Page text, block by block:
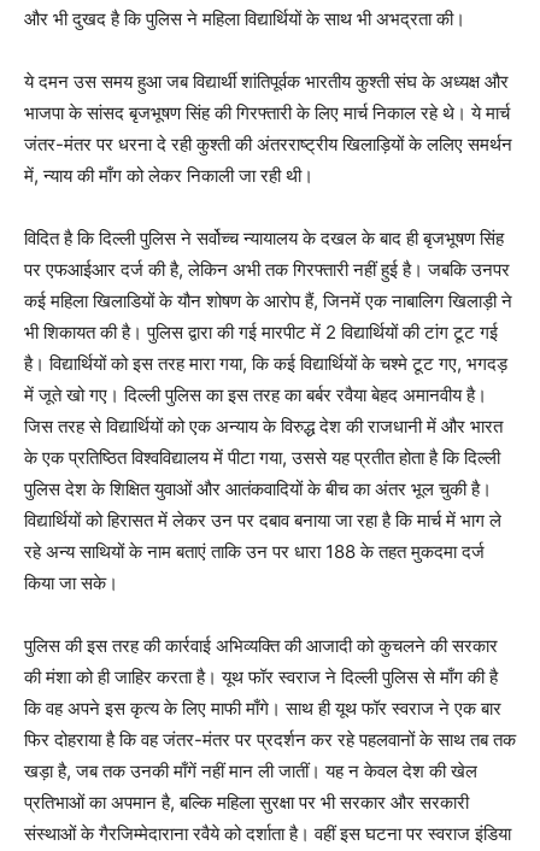
और भी दुखद है कि पुलिस ने महिला विद्यार्थियों के साथ भी अभद्रता की।
ये दमन उस समय हुआ जब विद्यार्थी शांतिपूर्वक भारतीय कुश्ती संघ के अध्यक्ष और
भाजपा के सांसद बृजभूषण सिंह की गिरफ्तारी के लिए मार्च निकाल रहे थे। ये मार्च
जंतर-मंतर पर धरना दे रही कुश्ती की अंतरराष्ट्रीय खिलाड़ियों के ललिए समर्थन
में, न्याय की माँग को लेकर निकाली जा रही थी।
विदित है कि दिल्ली पुलिस ने सर्वोच्च न्यायालय के दखल के बाद ही बृजभूषण सिंह
पर एफआईआर दर्ज की है, लेकिन अभी तक गिरफ्तारी नहीं हुई है। जबकि उनपर
कई महिला खिलाडियों के यौन शोषण के आरोप हैं, जिनमें एक नाबालिग खिलाड़ी ने
भी शिकायत की है। पुलिस द्वारा की गई मारपीट में 2 विद्यार्थियों की टांग टूट गई
है। विद्यार्थियों को इस तरह मारा गया, कि कई विद्यार्थियों के चश्मे टूट गए, भगदड़
में जूते खो गए। दिल्ली पुलिस का इस तरह का बर्बर रवैया बेहद अमानवीय है।
जिस तरह से विद्यार्थियों को एक अन्याय के विरुद्ध देश की राजधानी में और भारत
के एक प्रतिष्ठित विश्वविद्यालय में पीटा गया, उससे यह प्रतीत होता है कि दिल्ली
पुलिस देश के शिक्षित युवाओं और आतंकवादियों के बीच का अंतर भूल चुकी है।
विद्यार्थियों को हिरासत में लेकर उन पर दबाव बनाया जा रहा है कि मार्च में भाग ले
रहे अन्य साथियों के नाम बताएं ताकि उन पर धारा 188 के तहत मुकदमा दर्ज
किया जा सके।
पुलिस की इस तरह की कार्रवाई अभिव्यक्ति की आजादी को कुचलने की सरकार
की मंशा को ही जाहिर करता है। यूथ फॉर स्वराज ने दिल्ली पुलिस से माँग की है
कि वह अपने इस कृत्य के लिए माफी माँगे। साथ ही यूथ फॉर स्वराज ने एक बार
फिर दोहराया है कि वह जंतर-मंतर पर प्रदर्शन कर रहे पहलवानों के साथ तब तक
खड़ा है, जब तक उनकी माँगें नहीं मान ली जातीं। यह न केवल देश की खेल
प्रतिभाओं का अपमान है, बल्कि महिला सुरक्षा पर भी सरकार और सरकारी
संस्थाओं के गैरजिम्मेदाराना रवैये को दर्शाता है। वहीं इस घटना पर स्वराज इंडिया